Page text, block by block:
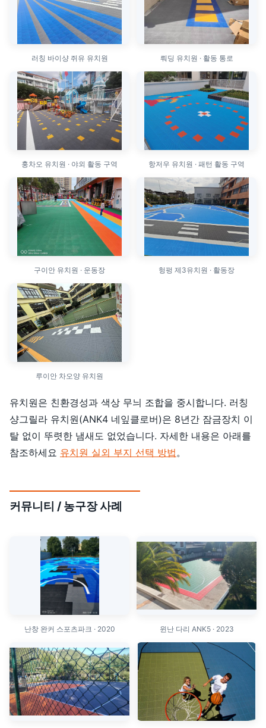
러칭 바이샹 쥐유 유치원 뤄딩 유치원 · 활동 통로
훙차오 유치원 · 야외 활동 구역 항저우 유치원 · 패턴 활동 구역
구이안 유치원 · 운동장 헝펑 제3유치원 · 활동장
루이안 차오양 유치원
유치원은 친환경성과 색상 무늬 조합을 중시합니다. 러칭
샹그릴라 유치원(ANK4 네잎클로버)은 8년간 잠금장치 이
탈 없이 뚜렷한 냄새도 없었습니다. 자세한 내용은 아래를
참조하세요 유치원 실외 부지 선택 방법。
커뮤니티 / 농구장 사례
난창 완커 스포츠파크 · 2020 윈난 다리 ANK5 · 2023